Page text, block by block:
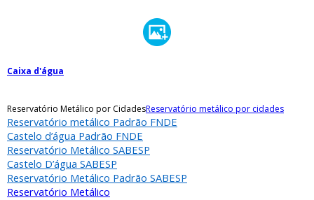
Caixa d'água
Reservatório Metálico por CidadesReservatório metálico por cidades
Reservatório metálico Padrão FNDE
Castelo d’água Padrão FNDE
Reservatório Metálico SABESP
Castelo D’água SABESP
Reservatório Metálico Padrão SABESP
Reservatório Metálico